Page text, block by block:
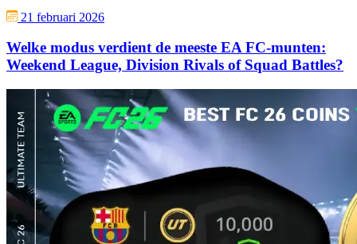
21 februari 2026
Welke modus verdient de meeste EA FC-munten:
Weekend League, Division Rivals of Squad Battles?